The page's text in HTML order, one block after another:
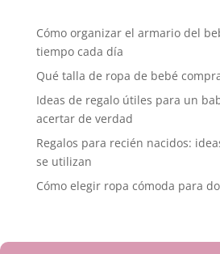
Cómo organizar el armario del
tiempo cada día
Qué talla de ropa de bebé
Ideas de regalo útiles para un
acertar de verdad
Regalos para recién nacidos:
se utilizan
Cómo elegir ropa cómoda para